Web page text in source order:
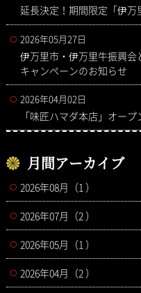
延長決定！期間限定「伊
2026年05月27日
伊万里市・伊万里牛振興
キャンペーンのお知らせ
2026年04月02日
「味匠ハマダ本店」オー
月間アーカイブ
2026年08月（1 ）
2026年07月（2 ）
2026年05月（1 ）
2026年04月（2 ）